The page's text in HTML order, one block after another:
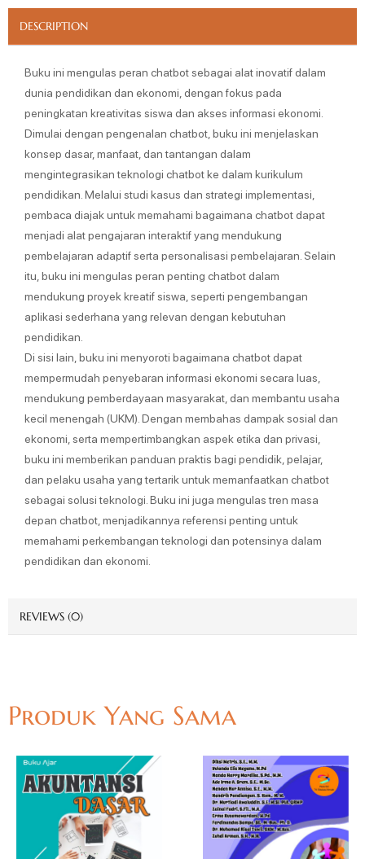
DESCRIPTION
Buku ini mengulas peran chatbot sebagai alat inovatif dalam
dunia pendidikan dan ekonomi, dengan fokus pada
peningkatan kreativitas siswa dan akses informasi ekonomi.
Dimulai dengan pengenalan chatbot, buku ini menjelaskan
konsep dasar, manfaat, dan tantangan dalam
mengintegrasikan teknologi chatbot ke dalam kurikulum
pendidikan. Melalui studi kasus dan strategi implementasi,
pembaca diajak untuk memahami bagaimana chatbot dapat
menjadi alat pengajaran interaktif yang mendukung
pembelajaran adaptif serta personalisasi pembelajaran. Selain
itu, buku ini mengulas peran penting chatbot dalam
mendukung proyek kreatif siswa, seperti pengembangan
aplikasi sederhana yang relevan dengan kebutuhan
pendidikan.
Di sisi lain, buku ini menyoroti bagaimana chatbot dapat
mempermudah penyebaran informasi ekonomi secara luas,
mendukung pemberdayaan masyarakat, dan membantu usaha
kecil menengah (UKM). Dengan membahas dampak sosial dan
ekonomi, serta mempertimbangkan aspek etika dan privasi,
buku ini memberikan panduan praktis bagi pendidik, pelajar,
dan pelaku usaha yang tertarik untuk memanfaatkan chatbot
sebagai solusi teknologi. Buku ini juga mengulas tren masa
depan chatbot, menjadikannya referensi penting untuk
memahami perkembangan teknologi dan potensinya dalam
pendidikan dan ekonomi.
REVIEWS (0)
Produk Yang Sama